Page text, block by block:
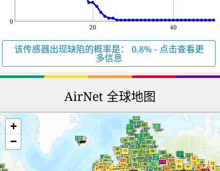
0
20 40
该传感器出现缺陷的概率是： 0.8% - 点击查看更
多信息
AirNet 全球地图
+
−